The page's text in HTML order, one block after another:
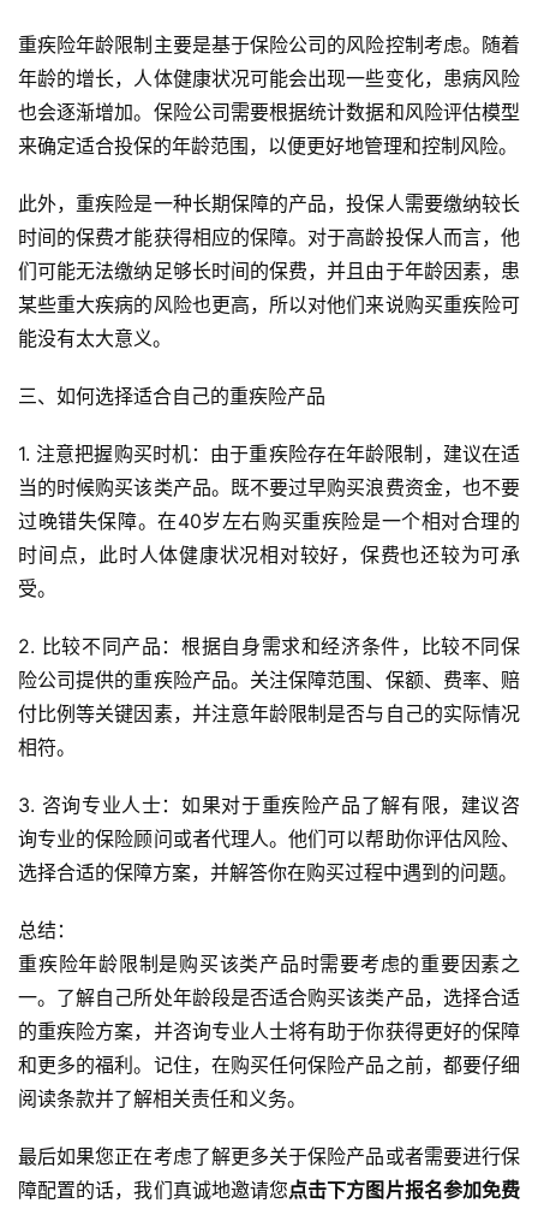
重疾险年龄限制主要是基于保险公司的风险控制考虑。随着
年龄的增长，人体健康状况可能会出现一些变化，患病风险
也会逐渐增加。保险公司需要根据统计数据和风险评估模型
来确定适合投保的年龄范围，以便更好地管理和控制风险。
此外，重疾险是一种长期保障的产品，投保人需要缴纳较长
时间的保费才能获得相应的保障。对于高龄投保人而言，他
们可能无法缴纳足够长时间的保费，并且由于年龄因素，患
某些重大疾病的风险也更高，所以对他们来说购买重疾险可
能没有太大意义。
三、如何选择适合自己的重疾险产品
1. 注意把握购买时机：由于重疾险存在年龄限制，建议在适
当的时候购买该类产品。既不要过早购买浪费资金，也不要
过晚错失保障。在40岁左右购买重疾险是一个相对合理的
时间点，此时人体健康状况相对较好，保费也还较为可承
受。
2. 比较不同产品：根据自身需求和经济条件，比较不同保
险公司提供的重疾险产品。关注保障范围、保额、费率、赔
付比例等关键因素，并注意年龄限制是否与自己的实际情况
相符。
3. 咨询专业人士：如果对于重疾险产品了解有限，建议咨
询专业的保险顾问或者代理人。他们可以帮助你评估风险、
选择合适的保障方案，并解答你在购买过程中遇到的问题。
总结：
重疾险年龄限制是购买该类产品时需要考虑的重要因素之
一。了解自己所处年龄段是否适合购买该类产品，选择合适
的重疾险方案，并咨询专业人士将有助于你获得更好的保障
和更多的福利。记住，在购买任何保险产品之前，都要仔细
阅读条款并了解相关责任和义务。
最后如果您正在考虑了解更多关于保险产品或者需要进行保
障配置的话，我们真诚地邀请您点击下方图片报名参加免费